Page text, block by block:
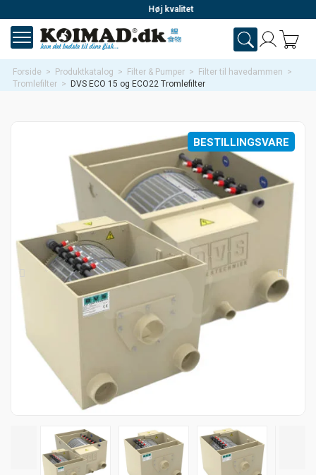
Høj kvalitet
Forside > Produktkatalog > Filter & Pumper > Filter til havedammen >
Tromlefilter > DVS ECO 15 og ECO22 Tromlefilter
BESTILLINGSVARE